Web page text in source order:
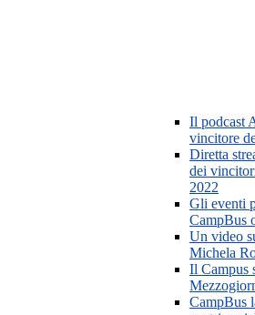
Il podcast
vincitore
Diretta
dei
2022
Gli eventi
CampBus
Un video
Michela
Il Campus
CampBus